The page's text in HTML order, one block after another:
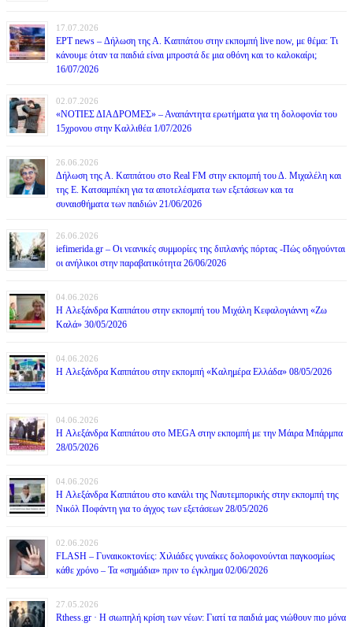
17.07.2026
ΕΡΤ news – Δήλωση της Α. Καππάτου στην εκπομπή live now, με θέμα: Τι
κάνουμε όταν τα παιδιά είναι μπροστά δε μια οθόνη και το καλοκαίρι;
16/07/2026
02.07.2026
«ΝΟΤΙΕΣ ΔΙΑΔΡΟΜΕΣ» – Αναπάντητα ερωτήματα για τη δολοφονία του
15χρονου στην Καλλιθέα 1/07/2026
26.06.2026
Δήλωση της Α. Καππάτου στο Real FM στην εκπομπή του Δ. Μιχαλέλη και
της Ε. Κατσαμπέκη για τα αποτελέσματα των εξετάσεων και τα
συναισθήματα των παιδιών 21/06/2026
26.06.2026
iefimerida.gr – Οι νεανικές συμμορίες της διπλανής πόρτας -Πώς οδηγούνται
οι ανήλικοι στην παραβατικότητα 26/06/2026
04.06.2026
H Αλεξάνδρα Καππάτου στην εκπομπή του Μιχάλη Κεφαλογιάννη «Ζω
Καλά» 30/05/2026
04.06.2026
H Αλεξάνδρα Καππάτου στην εκπομπή «Καλημέρα Ελλάδα» 08/05/2026
04.06.2026
H Αλεξάνδρα Καππάτου στο MEGA στην εκπομπή με την Μάιρα Mπάρμπα
28/05/2026
04.06.2026
H Αλεξάνδρα Καππάτου στο κανάλι της Ναυτεμπορικής στην εκπομπή της
Νικόλ Ποφάντη για το άγχος των εξετάσεων 28/05/2026
02.06.2026
FLASH – Γυναικοκτονίες: Χιλιάδες γυναίκες δολοφονούνται παγκοσμίως
κάθε χρόνο – Τα «σημάδια» πριν το έγκλημα 02/06/2026
27.05.2026
Rthess.gr · Η σιωπηλή κρίση των νέων: Γιατί τα παιδιά μας νιώθουν πιο μόνα